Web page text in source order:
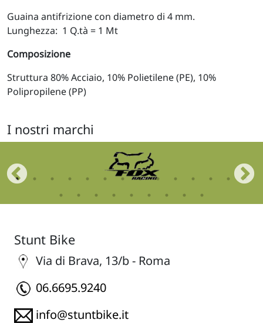
Guaina antifrizione con diametro di 4 mm.
Lunghezza: 1 Q.tà = 1 Mt
Composizione
Struttura 80% Acciaio, 10% Polietilene (PE), 10%
Polipropilene (PP)
I nostri marchi
Stunt Bike
Via di Brava, 13/b - Roma
06.6695.9240
info@stuntbike.it